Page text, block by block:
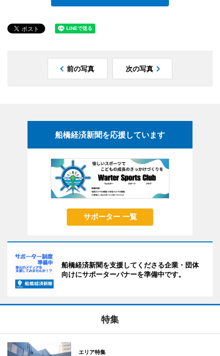
前の写真 次の写真
船橋経済新聞を応援しています
サポーター 一覧
船橋経済新聞を支援してくださる企業・団体
向けにサポーターバナーを準備中です。
特集
エリア特集